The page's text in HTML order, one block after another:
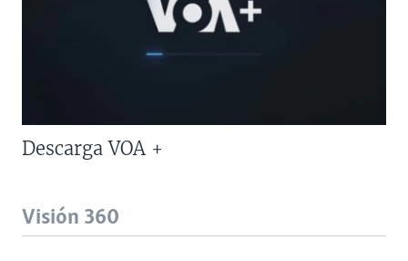
Descarga VOA +
Visión 360